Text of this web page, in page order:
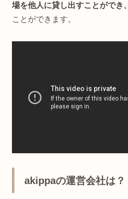
場を他人に貸し出すことができ、
ことができます。
akippaの運営会社は？